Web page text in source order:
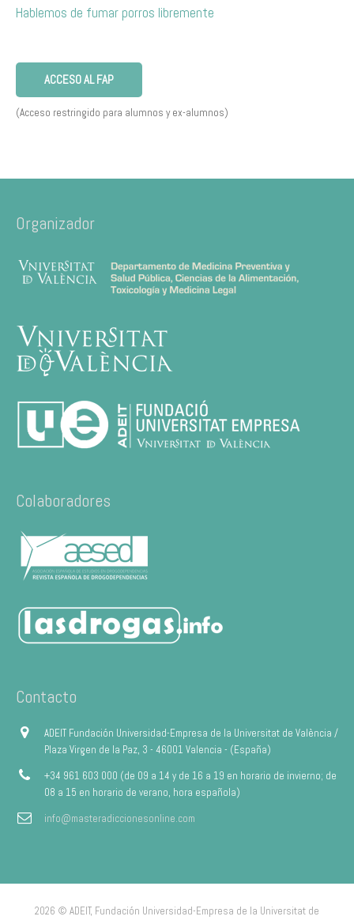
Hablemos de fumar porros libremente
ACCESO AL FAP
(Acceso restringido para alumnos y ex-alumnos)
Organizador
Colaboradores
Contacto
ADEIT Fundación Universidad-Empresa de la Universitat de València /
Plaza Virgen de la Paz, 3 - 46001 Valencia - (España)
+34 961 603 000 (de 09 a 14 y de 16 a 19 en horario de invierno; de
08 a 15 en horario de verano, hora española)
info@masteradiccionesonline.com
2026 © ADEIT, Fundación Universidad-Empresa de la Universitat de